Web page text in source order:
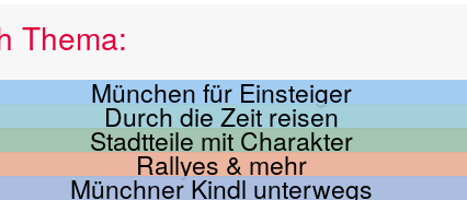
Thema:
München für Einsteiger
Durch die Zeit reisen
Stadtteile mit Charakter
Rallyes & mehr
Münchner Kindl unterwegs